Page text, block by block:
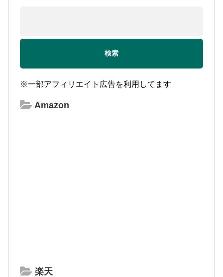
※一部アフィリエイト広告を利用してます
Amazon
楽天